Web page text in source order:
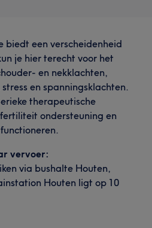
biedt een verscheidenheid
je hier terecht voor het
en nekklachten,
en spanningsklachten.
therapeutische
ondersteuning en
vervoer:
via bushalte Houten,
Houten ligt op 10